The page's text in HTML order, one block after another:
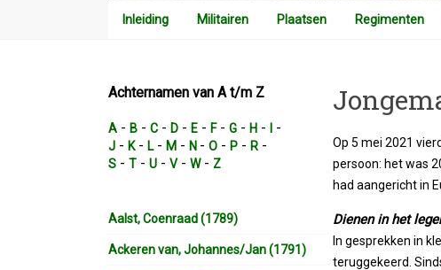
Inleiding Militairen Plaatsen Regimenten
Op 5 mei 2021
persoon: het was
had aangericht in
Dienen in het
In gesprekken in
teruggekeerd.
Achternamen van A t/m Z
A - B - C - D - E - F- G - H - -
J - K- L- M - N - O - P - R -
S - T - U - V- W- Z
Aalst, Coenraad (1789)
Ackeren van, Johannes/Jan (1791)